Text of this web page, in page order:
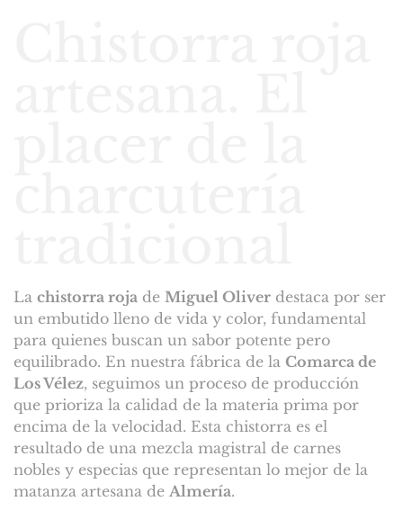
La chistorra roja de Miguel Oliver destaca por ser
un embutido lleno de vida y color, fundamental
para quienes buscan un sabor potente pero
equilibrado. En nuestra fábrica de la Comarca de
Los Vélez, seguimos un proceso de producción
que prioriza la calidad de la materia prima por
encima de la velocidad. Esta chistorra es el
resultado de una mezcla magistral de carnes
nobles y especias que representan lo mejor de la
matanza artesana de Almería.